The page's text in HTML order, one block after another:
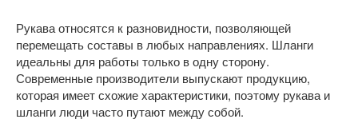
Рукава относятся к разновидности, позволяющей
перемещать составы в любых направлениях. Шланги
идеальны для работы только в одну сторону.
Современные производители выпускают продукцию,
которая имеет схожие характеристики, поэтому рукава и
шланги люди часто путают между собой.